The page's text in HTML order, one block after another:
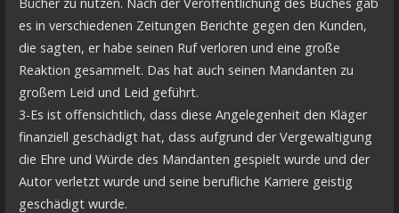
es in verschiedenen Zeitungen Berichte gegen den Kunden,
die sagten, er habe seinen Ruf verloren und eine große
Reaktion gesammelt. Das hat auch seinen Mandanten zu
großem Leid und Leid geführt.
3-Es ist offensichtlich, dass diese Angelegenheit den Kläger
finanziell geschädigt hat, dass aufgrund der Vergewaltigung
die Ehre und Würde des Mandanten gespielt wurde und der
Autor verletzt wurde und seine berufliche Karriere geistig
geschädigt wurde.